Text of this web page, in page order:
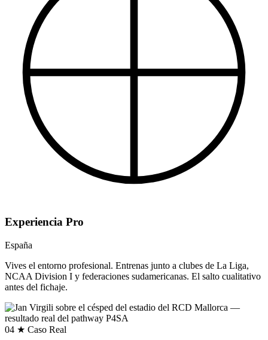
Experiencia Pro
España
Vives el entorno profesional. Entrenas junto a clubes de La Liga,
NCAA Division I y federaciones sudamericanas. El salto cualitativo
antes del fichaje.
04 ★ Caso Real